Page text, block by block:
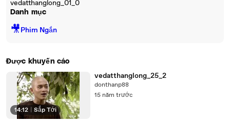
vedatthanglong_01_0
Danh mục
🎥Phim Ngắn
Được khuyến cáo
14:12 Sắp Tới
vedatthanglong_25_2
donthanp88
15 năm trước